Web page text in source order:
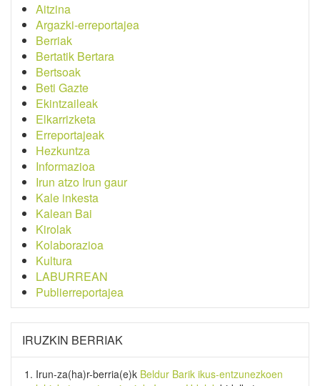
Aitzina
Argazki-erreportajea
Berriak
Bertatik Bertara
Bertsoak
Beti Gazte
Ekintzaileak
Elkarrizketa
Erreportajeak
Hezkuntza
Informazioa
Irun atzo Irun gaur
Kale inkesta
Kalean Bai
Kirolak
Kolaborazioa
Kultura
LABURREAN
Publierreportajea
IRUZKIN BERRIAK
Irun-za(ha)r-berria(e)k Beldur Barik ikus-entzunezkoen